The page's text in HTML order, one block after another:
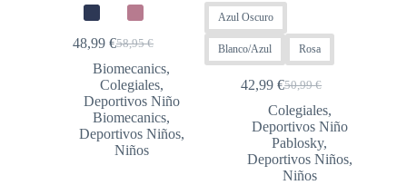
58,95€
El
precio
original
era:
58,95 €.
48,99€El
precio
actual
es:
48,99 €.
Biomecanics,
Colegiales,
Deportivos Niño
Biomecanics,
Deportivos Niños,
Niños
Azul Oscuro
Blanco/Azul Rosa
50,99€
El
precio
original
era:
50,99 €.
42,99€El
precio
actual
es:
42,99 €.
Colegiales,
Deportivos Niño
Pablosky,
Deportivos Niños,
Niños